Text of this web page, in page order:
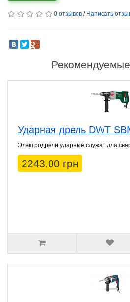
0 отзывов / Написать
Ударная дрель DWT
Электродрели ударные служат для
2243.00 грн